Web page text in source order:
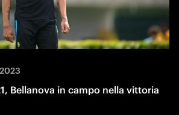
Bellanova in campo nella vittoria